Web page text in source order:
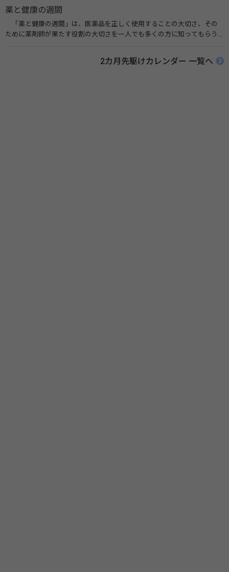
薬と健康の週間
「薬と健康の週間」は、医薬品を正しく使用することの大切さ、その
ために薬剤師が果たす役割の大切さを一人でも多くの方に知ってもらう
伝えたい！薬との付き合い方」（保健指導リソースガイド）
2カ月先駆けカレンダー 一覧へ